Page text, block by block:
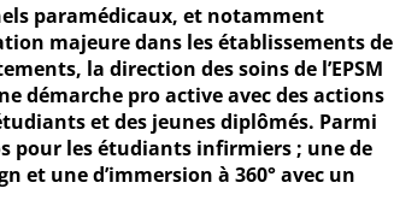
paramédicaux, et notamment
majeure dans les établissements de
la direction des soins de l’EPSM
démarche pro active avec des actions
et des jeunes diplômés. Parmi
pour les étudiants infirmiers ; une de
et une d’immersion à 360° avec un